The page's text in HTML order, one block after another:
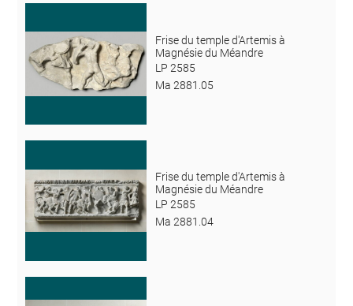
Frise du temple d'Artemis à
Magnésie du Méandre
LP 2585
Ma 2881.05
Frise du temple d'Artemis à
Magnésie du Méandre
LP 2585
Ma 2881.04